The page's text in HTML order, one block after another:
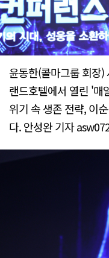
윤동한(콜마그룹 회장
랜드호텔에서 열린 '매
위기 속 생존 전략, 이
다. 안성완 기자